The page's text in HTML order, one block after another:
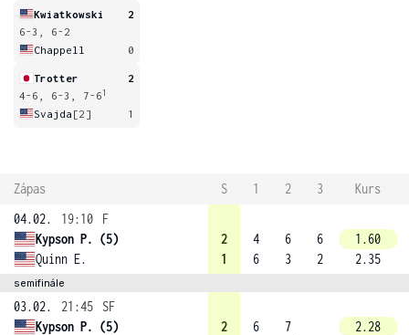
Kwiatkowski
2
6-3, 6-2
Chappell
0
Trotter
2
4-6, 6-3, 7-6 1
Svajda [2] 1
Zápas S 1 2 3
Kurs
04.02.
19:10
F
Kypson P. (5)
Quinn E.
2
1
4
6
6
3
6
2
1.60
2.35
semifinále
03.02. 21:45
SF
Kypson P. (5)
2
6
7
2.28